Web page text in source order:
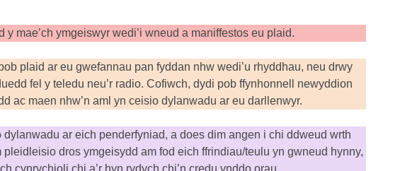
mae’ch ymgeiswyr wedi’i wneud a maniffestos eu plaid.
plaid ar eu gwefannau pan fyddan nhw wedi’u rhyddhau, neu drwy
fel y teledu neu’r radio. Cofiwch, dydi pob ffynhonnell newyddion
ac maen nhw’n aml yn ceisio dylanwadu ar eu darllenwyr.
ar eich penderfyniad, a does dim angen i chi ddweud wrth
dros ymgeisydd am fod eich ffrindiau/teulu yn gwneud hynny,
cynrychioli chi a’r hyn rydych chi’n credu ynddo orau.